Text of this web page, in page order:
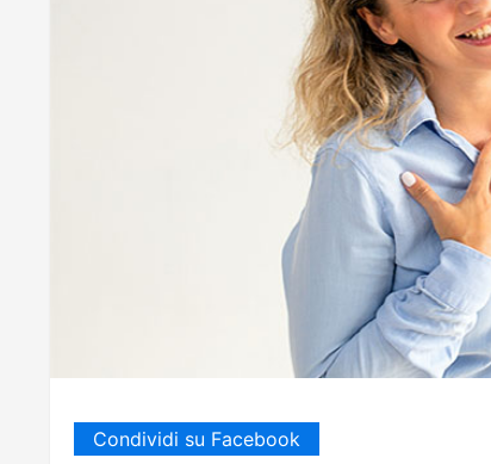
Condividi su Facebook